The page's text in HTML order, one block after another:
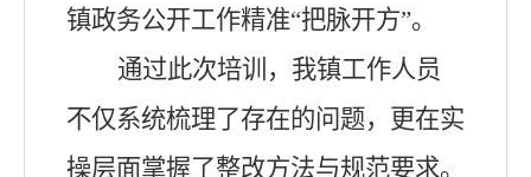
镇政务公开工作精准“把脉开方”。
通过此次培训，我镇工作人员
不仅系统梳理了存在的问题，更在实
操层面掌握了整改方法与规范要求。